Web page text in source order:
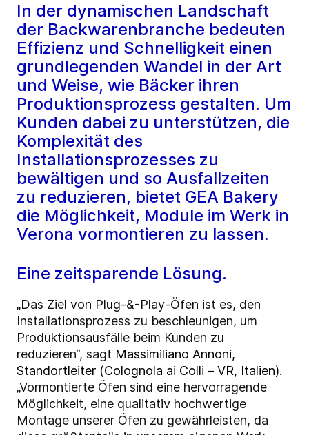
In der dynamischen Landschaft
der Backwarenbranche bedeuten
Effizienz und Schnelligkeit einen
grundlegenden Wandel in der Art
und Weise, wie Bäcker ihren
Produktionsprozess gestalten. Um
Kunden dabei zu unterstützen, die
Komplexität des
Installationsprozesses zu
bewältigen und so Ausfallzeiten
zu reduzieren, bietet GEA Bakery
die Möglichkeit, Module im Werk in
Verona vormontieren zu lassen.
Eine zeitsparende Lösung.
„Das Ziel von Plug-&-Play-Öfen ist es, den
Installationsprozess zu beschleunigen, um
Produktionsausfälle beim Kunden zu
reduzieren“, sagt Massimiliano Annoni,
Standortleiter (Colognola ai Colli – VR, Italien).
„Vormontierte Öfen sind eine hervorragende
Möglichkeit, eine qualitativ hochwertige
Montage unserer Öfen zu gewährleisten, da